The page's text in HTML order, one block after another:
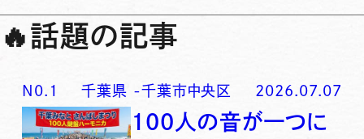
🔥話題の記事
N0. 1 千葉県 -千葉市中央区 2026.07.07
100人の音が一つに